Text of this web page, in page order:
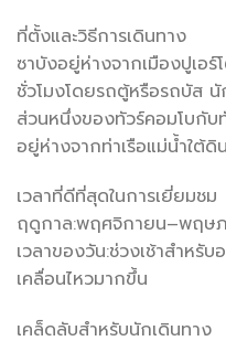
ที่ตั้งและวิธีการเดินทาง
ซาบังอยู่ห่างจากเมืองปูเอ
ชั่วโมงโดยรถตู้หรือรถบัส
ส่วนหนึ่งของทัวร์คอมโบกับ
อยู่ห่างจากท่าเรือแม่น้ำใต้
เวลาที่ดีที่สุดในการเยี่ยมชม
ฤดูกาล:พฤศจิกายน–พฤษ
เวลาของวัน:ช่วงเช้าสำหรั
เคลื่อนไหวมากขึ้น
เคล็ดลับสำหรับนักเดินทาง